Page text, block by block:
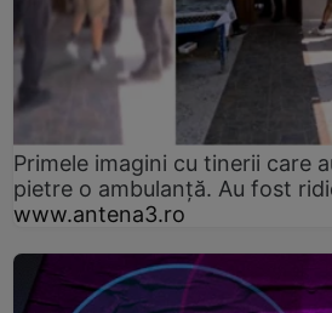
Primele imagini cu tinerii care
pietre o ambulanță. Au fost
www.antena3.ro